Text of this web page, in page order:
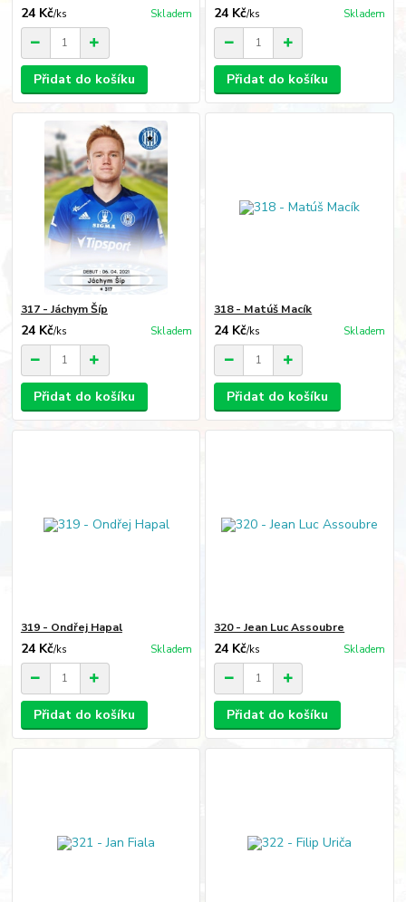
24 Kč/ks Skladem
Přidat do košíku
24 Kč/ks Skladem
Přidat do košíku
317 - Jáchym Šíp
24 Kč/ks Skladem
Přidat do košíku
318 - Matúš Macík
24 Kč/ks Skladem
Přidat do košíku
319 - Ondřej Hapal
24 Kč/ks Skladem
Přidat do košíku
320 - Jean Luc Assoubre
24 Kč/ks Skladem
Přidat do košíku